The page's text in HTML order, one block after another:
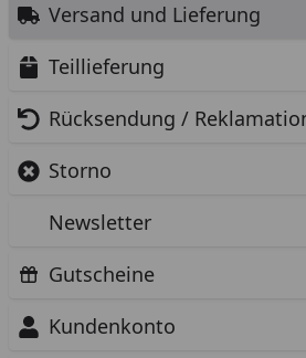
Versand und Lieferung
Teillieferung
Rücksendung /
Storno
Newsletter
Gutscheine
Kundenkonto